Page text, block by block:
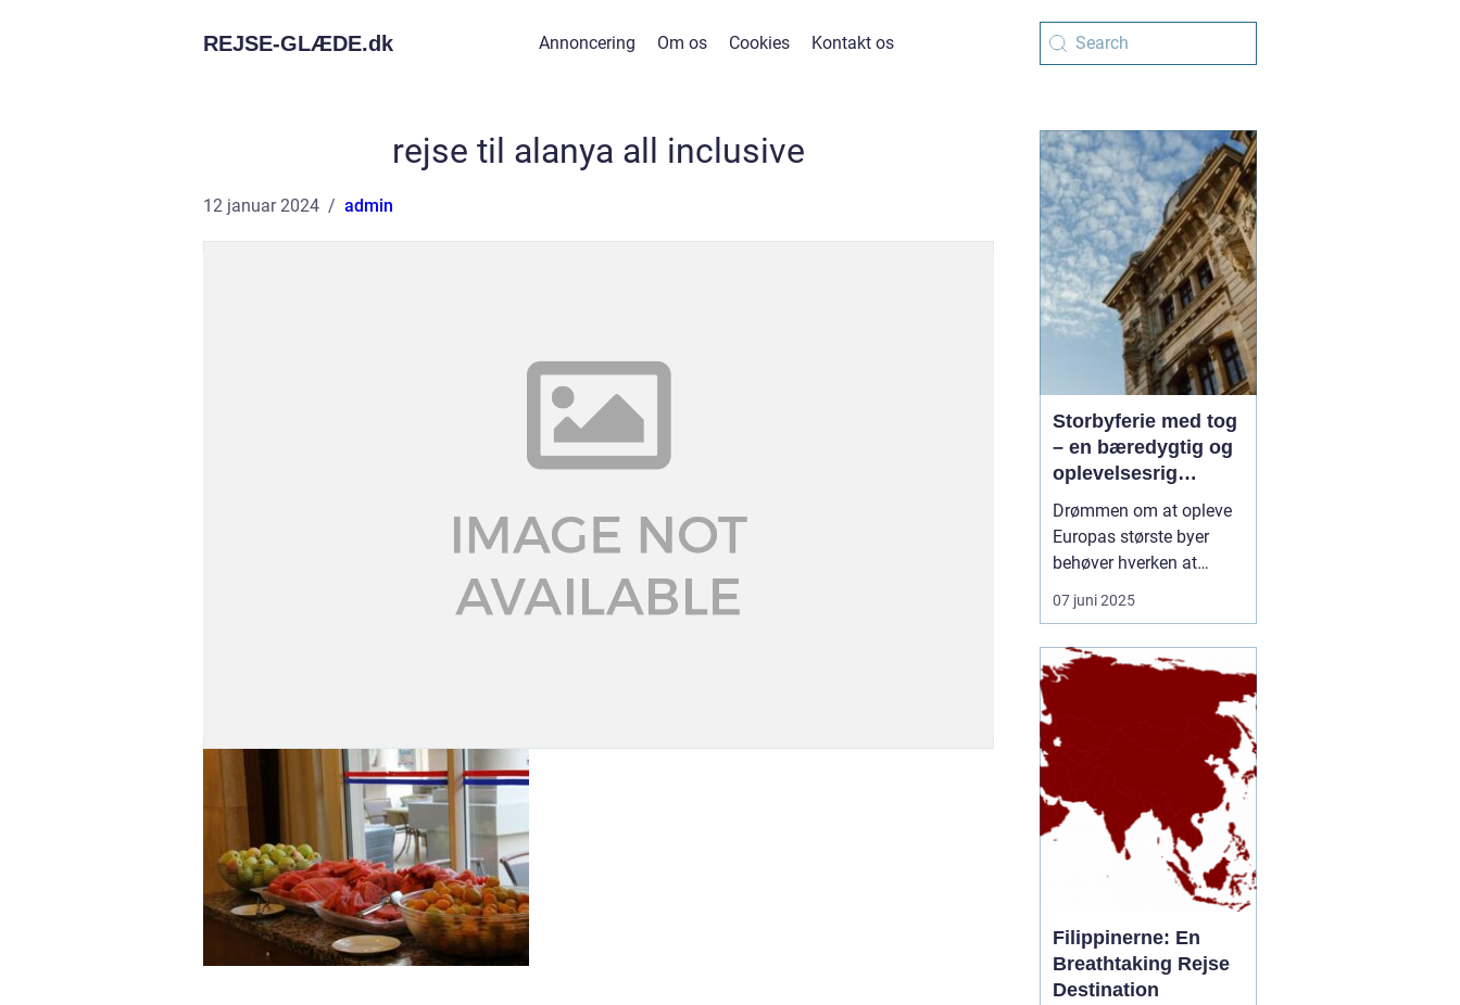
REJSE-GLÆDE.dk Annoncering Om os Cookies Kontakt os
rejse til alanya all inclusive
12 januar 2024 admin
Storbyferie med tog
– en bæredygtig og
oplevelsesrig
rejseform
Drømmen om at opleve
Europas største byer
behøver hverken at
inkludere lange
ventetider i lufthavnen
udledninger. En
klimavenligt alternativ til
07 juni 2025
Filippinerne: En
Breathtaking Rejse
Destination